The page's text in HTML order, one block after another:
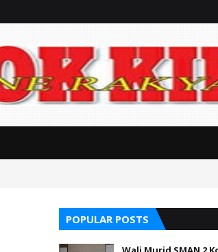
POPULAR POSTS